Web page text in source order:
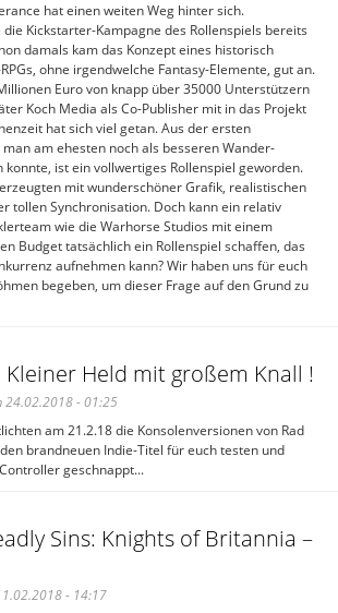
hat einen weiten Weg hinter sich.
Kickstarter-Kampagne des Rollenspiels bereits
damals kam das Konzept eines historisch
ohne irgendwelche Fantasy-Elemente, gut an.
Euro von knapp über 35000 Unterstützern
Koch Media als Co-Publisher mit in das Projekt
hat sich viel getan. Aus der ersten
am ehesten noch als besseren Wander-
konnte, ist ein vollwertiges Rollenspiel geworden.
mit wunderschöner Grafik, realistischen
tollen Synchronisation. Doch kann ein relativ
wie die Warhorse Studios mit einem
Budget tatsächlich ein Rollenspiel schaffen, das
aufnehmen kann? Wir haben uns für euch
begeben, um dieser Frage auf den Grund zu
Kleiner Held mit großem Knall !
- 01:25
am 21.2.18 die Konsolenversionen von Rad
brandneuen Indie-Titel für euch testen und
geschnappt...
Sins: Knights of Britannia –
- 14:17